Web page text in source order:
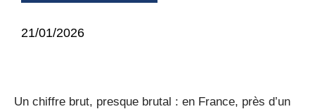
21/01/2026
Un chiffre brut, presque brutal : en France, près d’un